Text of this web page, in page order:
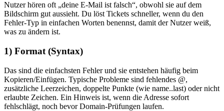
Nutzer hören oft „deine E‑Mail ist falsch“, obwohl sie auf dem
Bildschirm gut aussieht. Du löst Tickets schneller, wenn du den
Fehler‑Typ in einfachen Worten benennst, damit der Nutzer weiß,
was zu ändern ist.
1) Format (Syntax)
Das sind die einfachsten Fehler und sie entstehen häufig beim
Kopieren/Einfügen. Typische Probleme sind fehlendes @,
zusätzliche Leerzeichen, doppelte Punkte (wie name..last) oder nicht
erlaubte Zeichen. Ein Hinweis ist, wenn die Adresse sofort
fehlschlägt, noch bevor Domain‑Prüfungen laufen.